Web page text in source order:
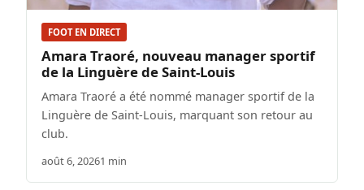
FOOT EN DIRECT
Amara Traoré, nouveau manager sportif
de la Linguère de Saint-Louis
Amara Traoré a été nommé manager sportif de la
Linguère de Saint-Louis, marquant son retour au
club.
août 6, 20261 min